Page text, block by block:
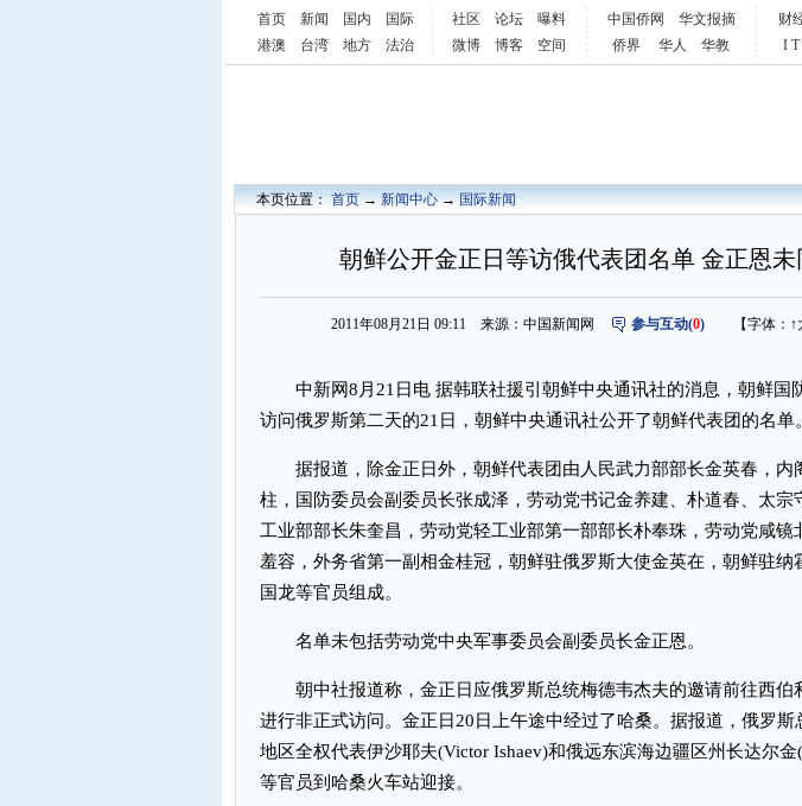
首页 新闻 国内
国际
港澳
台湾 地方 法治
社区 论坛
曝料
微博
博客 空间
中国侨网
华文报摘
侨界
华人 华教
财
I T
本页位置：首页→新闻中心→国际新闻
朝鲜公开金正日等访俄代表团名单 金正恩未
2011年08月21日 09:11 来源：中国新闻网 参与互动(0) 【字体： ↑
中新网8月21日电 据韩联社援引朝鲜中央通讯社的消息，朝鲜国
访问俄罗斯第二天的21日，朝鲜中央通讯社公开了朝鲜代表团的名单
据报道，除金正日外，朝鲜代表团由人民武力部部长金英春，内
柱，国防委员会副委员长张成泽，劳动党书记金养建、朴道春、太宗
工业部部长朱奎昌，劳动党轻工业部第一部部长朴奉珠，劳动党咸镜
羞容，外务省第一副相金桂冠，朝鲜驻俄罗斯大使金英在，朝鲜驻纳
国龙等官员组成。
名单未包括劳动党中央军事委员会副委员长金正恩。
朝中社报道称，金正日应俄罗斯总统梅德韦杰夫的邀请前往西伯
进行非正式访问。金正日20日上午途中经过了哈桑。据报道，俄罗斯
地区全权代表伊沙耶夫(Victor Ishaev)和俄远东滨海边疆区州长达尔金
等官员到哈桑火车站迎接。